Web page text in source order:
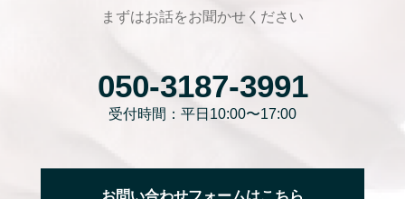
まずはお話をお聞かせください
050-3187-3991
受付時間：平日10:00〜17:00
お問い合わせフォームはこちら